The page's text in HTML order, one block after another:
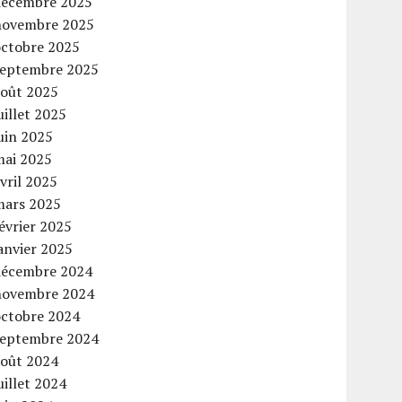
2025
2025
2025
2025
2025
2025
2025
2025
2025
2025
2025
2024
2024
2024
2024
2024
2024